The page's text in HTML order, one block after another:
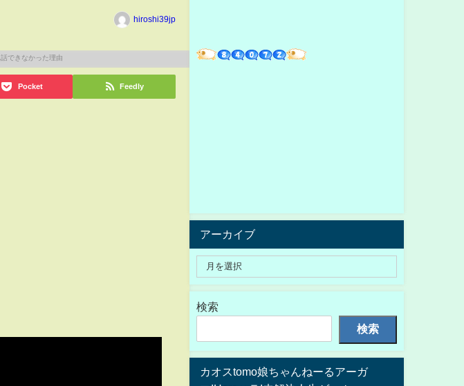
hiroshi39jp
Pocket Feedly
アーカイブ
検索
検索
カオスtomo娘ちゃんねーるアーガ